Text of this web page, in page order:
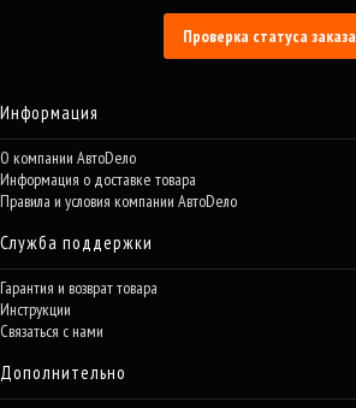
Проверка статуса заказа
Информация
О компании АвтоDело
Информация о доставке товара
Правила и условия компании АвтоDело
Служба поддержки
Гарантия и возврат товара
Инструкции
Связаться с нами
Дополнительно